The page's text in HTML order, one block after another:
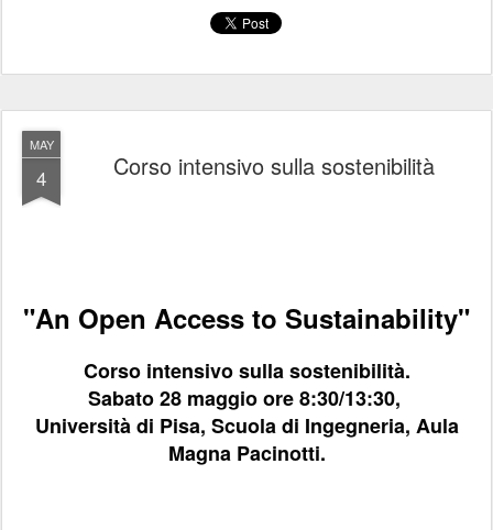
MAY
4 Corso intensivo sulla sostenibilità
"An Open Access to Sustainability"
Corso intensivo sulla sostenibilità.
Sabato 28 maggio ore 8:30/13:30,
Università di Pisa, Scuola di Ingegneria, Aula
Magna Pacinotti.